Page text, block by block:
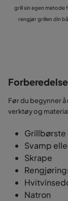
grill sin egen metode
rengjør grillen din
Før du begynner
verktøy og
Svamp
Skrape
Natron